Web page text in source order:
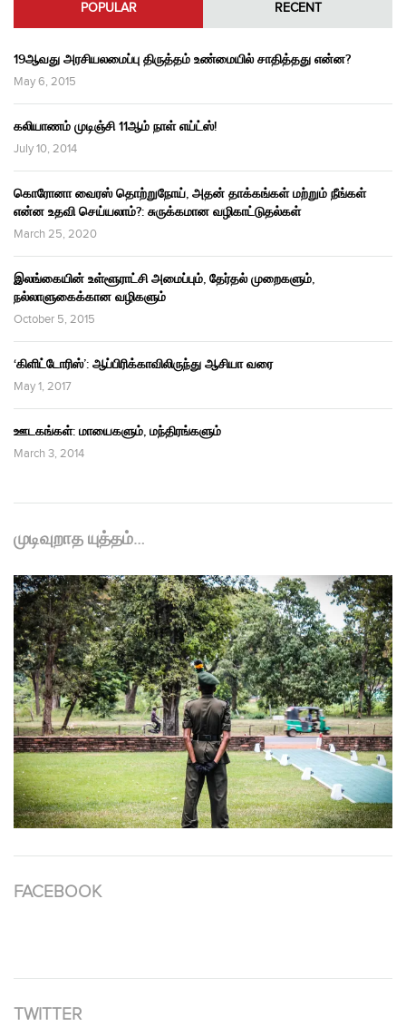
POPULAR RECENT
19ஆவது அரசியலமைப்பு திருத்தம் உண்மையில் சாதித்தது என்ன?
May 6, 2015
கலியாணம் முடிஞ்சி 11ஆம் நாள் எய்ட்ஸ்!
July 10, 2014
கொரோனா வைரஸ் தொற்றுநோய், அதன் தாக்கங்கள் மற்றும் நீங்கள்
என்ன உதவி செய்யலாம்?: சுருக்கமான வழிகாட்டுதல்கள்
March 25, 2020
இலங்கையின் உள்ளூராட்சி அமைப்பும், தேர்தல் முறைகளும்,
நல்லாளுகைக்கான வழிகளும்
October 5, 2015
‘கிளிட்டோரிஸ்’: ஆப்பிரிக்காவிலிருந்து ஆசியா வரை
May 1, 2017
ஊடகங்கள்: மாயைகளும், மந்திரங்களும்
March 3, 2014
முடிவுறாத யுத்தம்…
FACEBOOK
TWITTER